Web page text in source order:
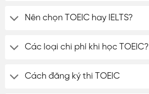
Nên chọn TOEIC hay IELTS?
Các loại chi phí khi học TOEIC?
Cách đăng ký thi TOEIC